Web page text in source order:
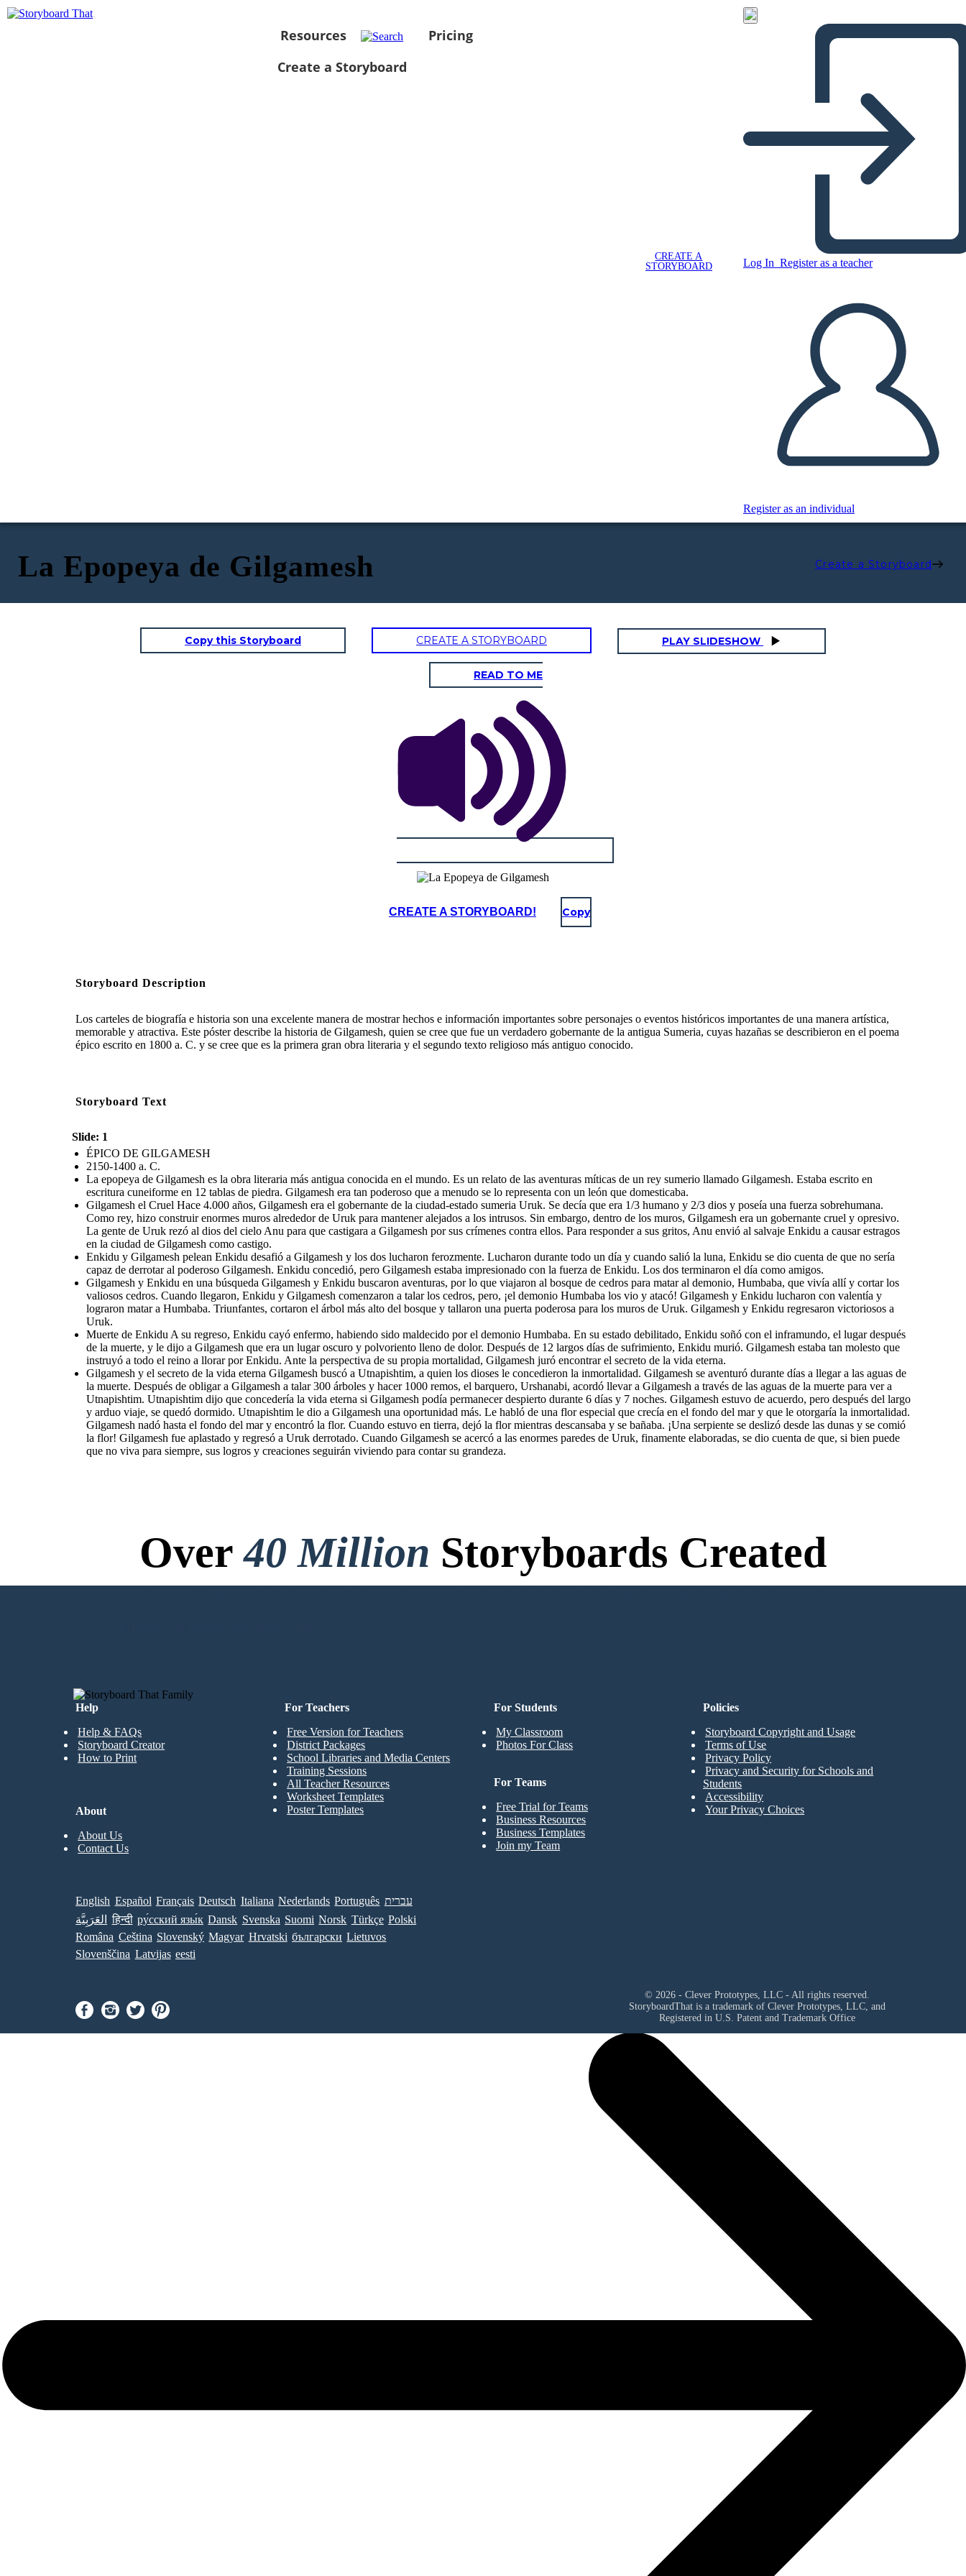
Resources
Pricing
Create a Storyboard
CREATE A
STORYBOARD
Log In Register as a teacher
Register as an individual
La Epopeya de Gilgamesh Create a Storyboard
Copy this Storyboard CREATE A STORYBOARD PLAY SLIDESHOW
READ TO ME
CREATE A STORYBOARD! Copy
Storyboard Description
Los carteles de biografía e historia son una excelente manera de mostrar hechos e información importantes sobre personajes o eventos históricos importantes de una manera artística,
memorable y atractiva. Este póster describe la historia de Gilgamesh, quien se cree que fue un verdadero gobernante de la antigua Sumeria, cuyas hazañas se describieron en el poema
épico escrito en 1800 a. C. y se cree que es la primera gran obra literaria y el segundo texto religioso más antiguo conocido.
Storyboard Text
Slide: 1
ÉPICO DE GILGAMESH
2150-1400 a. C.
La epopeya de Gilgamesh es la obra literaria más antigua conocida en el mundo. Es un relato de las aventuras míticas de un rey sumerio llamado Gilgamesh. Estaba escrito en
escritura cuneiforme en 12 tablas de piedra. Gilgamesh era tan poderoso que a menudo se lo representa con un león que domesticaba.
Gilgamesh el Cruel Hace 4.000 años, Gilgamesh era el gobernante de la ciudad-estado sumeria Uruk. Se decía que era 1/3 humano y 2/3 dios y poseía una fuerza sobrehumana.
Como rey, hizo construir enormes muros alrededor de Uruk para mantener alejados a los intrusos. Sin embargo, dentro de los muros, Gilgamesh era un gobernante cruel y opresivo.
La gente de Uruk rezó al dios del cielo Anu para que castigara a Gilgamesh por sus crímenes contra ellos. Para responder a sus gritos, Anu envió al salvaje Enkidu a causar estragos
en la ciudad de Gilgamesh como castigo.
Enkidu y Gilgamesh pelean Enkidu desafió a Gilgamesh y los dos lucharon ferozmente. Lucharon durante todo un día y cuando salió la luna, Enkidu se dio cuenta de que no sería
capaz de derrotar al poderoso Gilgamesh. Enkidu concedió, pero Gilgamesh estaba impresionado con la fuerza de Enkidu. Los dos terminaron el día como amigos.
Gilgamesh y Enkidu en una búsqueda Gilgamesh y Enkidu buscaron aventuras, por lo que viajaron al bosque de cedros para matar al demonio, Humbaba, que vivía allí y cortar los
valiosos cedros. Cuando llegaron, Enkidu y Gilgamesh comenzaron a talar los cedros, pero, ¡el demonio Humbaba los vio y atacó! Gilgamesh y Enkidu lucharon con valentía y
lograron matar a Humbaba. Triunfantes, cortaron el árbol más alto del bosque y tallaron una puerta poderosa para los muros de Uruk. Gilgamesh y Enkidu regresaron victoriosos a
Uruk.
Muerte de Enkidu A su regreso, Enkidu cayó enfermo, habiendo sido maldecido por el demonio Humbaba. En su estado debilitado, Enkidu soñó con el inframundo, el lugar después
de la muerte, y le dijo a Gilgamesh que era un lugar oscuro y polvoriento lleno de dolor. Después de 12 largos días de sufrimiento, Enkidu murió. Gilgamesh estaba tan molesto que
instruyó a todo el reino a llorar por Enkidu. Ante la perspectiva de su propia mortalidad, Gilgamesh juró encontrar el secreto de la vida eterna.
Gilgamesh y el secreto de la vida eterna Gilgamesh buscó a Utnapishtim, a quien los dioses le concedieron la inmortalidad. Gilgamesh se aventuró durante días a llegar a las aguas de
la muerte. Después de obligar a Gilgamesh a talar 300 árboles y hacer 1000 remos, el barquero, Urshanabi, acordó llevar a Gilgamesh a través de las aguas de la muerte para ver a
Utnapishtim. Utnapishtim dijo que concedería la vida eterna si Gilgamesh podía permanecer despierto durante 6 días y 7 noches. Gilgamesh estuvo de acuerdo, pero después del largo
y arduo viaje, se quedó dormido. Utnapishtim le dio a Gilgamesh una oportunidad más. Le habló de una flor especial que crecía en el fondo del mar y que le otorgaría la inmortalidad.
Gilgamesh nadó hasta el fondo del mar y encontró la flor. Cuando estuvo en tierra, dejó la flor mientras descansaba y se bañaba. ¡Una serpiente se deslizó desde las dunas y se comió
la flor! Gilgamesh fue aplastado y regresó a Uruk derrotado. Cuando Gilgamesh se acercó a las enormes paredes de Uruk, finamente elaboradas, se dio cuenta de que, si bien puede
que no viva para siempre, sus logros y creaciones seguirán viviendo para contar su grandeza.
Over40 Million Storyboards Created
No Downloads, No Credit Card, and No Login Needed to Try!
Help
Help & FAQs
Storyboard Creator
How to Print
For Students
My Classroom
Photos For Class
For Teachers
Free Version for Teachers
District Packages
School Libraries and Media Centers
Training Sessions
All Teacher Resources
Worksheet Templates
Poster Templates
For Teams
Free Trial for Teams
Business Resources
Business Templates
Join my Team
About
About Us
Contact Us
Policies
Storyboard Copyright and Usage
Terms of Use
Privacy Policy
Privacy and Security for Schools and
Students
Accessibility
Your Privacy Choices
English Español Français Deutsch Italiana Nederlands Português עברית
العَرَبِيَّة
हिन्दी ру́сский язы́к Dansk Svenska Suomi Norsk Türkçe Polski
Româna Ceština Slovenský Magyar Hrvatski български Lietuvos
Slovenščina Latvijas eesti
© 2026 - Clever Prototypes, LLC - All rights reserved.
StoryboardThat is a trademark of Clever Prototypes, LLC, and
Registered in U.S. Patent and Trademark Office